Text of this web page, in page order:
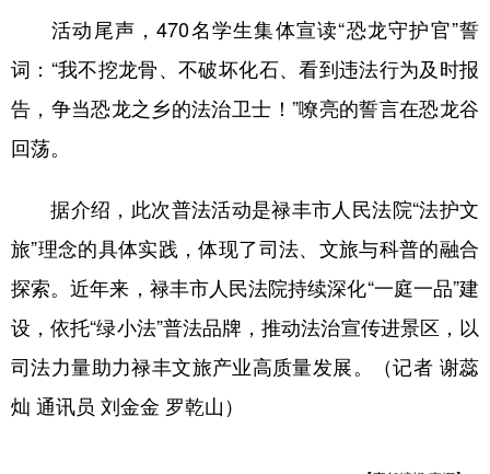
活动尾声，470名学生集体宣读“恐龙守护官”誓
词：“我不挖龙骨、不破坏化石、看到违法行为及时报
告，争当恐龙之乡的法治卫士！”嘹亮的誓言在恐龙谷
回荡。
据介绍，此次普法活动是禄丰市人民法院“法护文
旅”理念的具体实践，体现了司法、文旅与科普的融合
探索。近年来，禄丰市人民法院持续深化“一庭一品”建
设，依托“绿小法”普法品牌，推动法治宣传进景区，以
司法力量助力禄丰文旅产业高质量发展。（记者 谢蕊
灿 通讯员 刘金金 罗乾山）